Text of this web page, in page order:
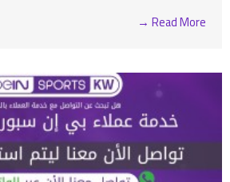
Read More →